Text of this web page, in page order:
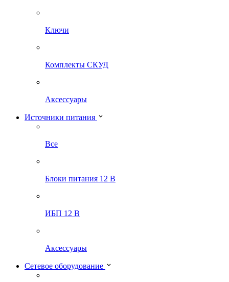
Ключи
Комплекты СКУД
Аксессуары
Источники питания
Все
Блоки питания 12 В
ИБП 12 В
Аксессуары
Сетевое оборудование